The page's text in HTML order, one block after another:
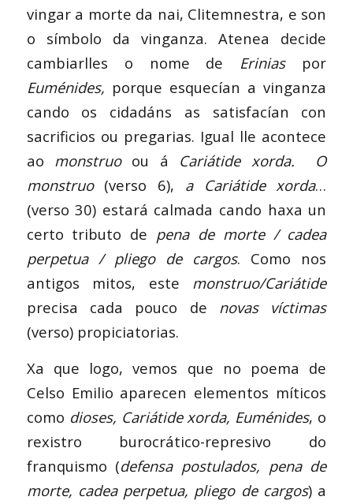
vingar a morte da nai, Clitemnestra, e son
o símbolo da vinganza.
Atenea decide
cambiarlles o nome de Eriniaspor
Euménides, porque esquecían a vinganza
cando os cidadáns as satisfacían con
sacrificios ou pregarias. Igual lle acontece
ao monstruoou á Cariátide xorda.
O
monstruo(verso 6), a Cariátide xorda…
(verso 30) estará calmada cando haxa un
certo tributo de pena de morte / cadea
perpetua / pliego de cargos. Como nos
antigos mitos, este monstruo/Cariátide
precisa cada pouco de novas víctimas
(verso) propiciatorias.
Xa que logo, vemos que no poema de
Celso Emilio aparecen elementos míticos
como dioses, Cariátide xorda, Euménides, o
rexistro burocrático-represivo do
franquismo (defensa postulados, pena de
morte, cadea perpetua, pliego de cargos) a